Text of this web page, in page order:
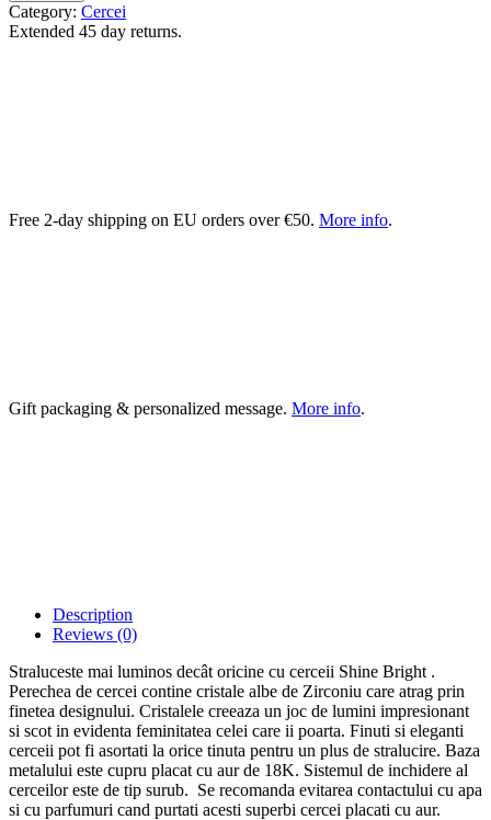
Category: Cercei
Extended 45 day returns.
Free 2-day shipping on EU orders over €50. More info.
Gift packaging & personalized message. More info.
Description
Reviews (0)
Straluceste mai luminos decât oricine cu cerceii Shine Bright .
Perechea de cercei contine cristale albe de Zirconiu care atrag prin
finetea designului. Cristalele creeaza un joc de lumini impresionant
si scot in evidenta feminitatea celei care ii poarta. Finuti si eleganti
cerceii pot fi asortati la orice tinuta pentru un plus de stralucire. Baza
metalului este cupru placat cu aur de 18K. Sistemul de inchidere al
cerceilor este de tip surub. Se recomanda evitarea contactului cu apa
si cu parfumuri cand purtati acesti superbi cercei placati cu aur.